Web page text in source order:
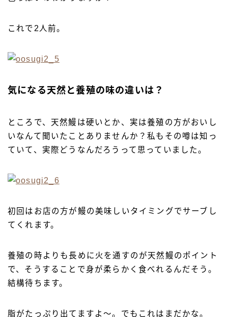
これで2人前。
気になる天然と養殖の味の違いは？
ところで、天然鰻は硬いとか、実は養殖の方がおいし
いなんて聞いたことありませんか？私もその噂は知っ
ていて、実際どうなんだろうって思っていました。
初回はお店の方が鰻の美味しいタイミングでサーブし
てくれます。
養殖の時よりも長めに火を通すのが天然鰻のポイント
で、そうすることで身が柔らかく食べれるんだそう。
結構待ちます。
脂がたっぷり出てますよ〜。でもこれはまだかな。